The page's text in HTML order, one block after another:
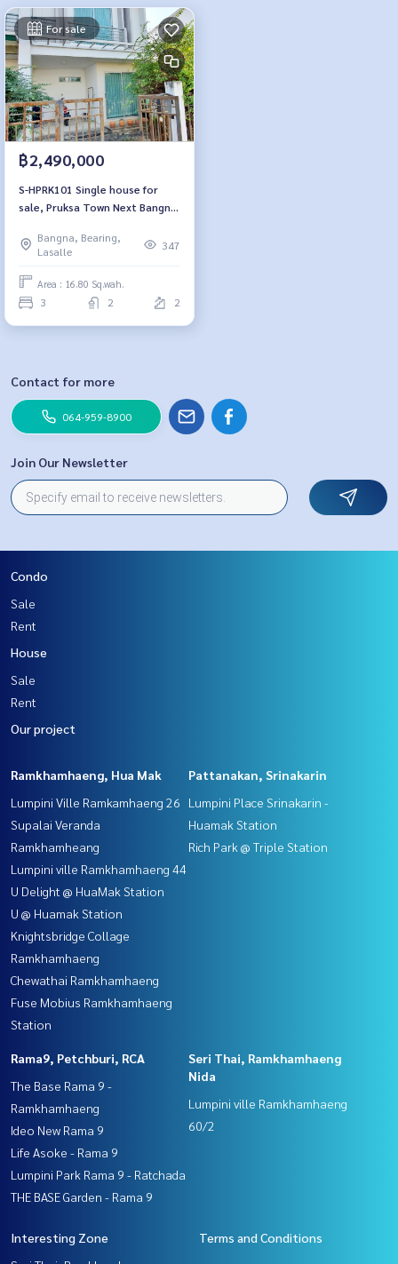
For sale
฿2,490,000
S-HPRK101 Single house for
sale, Pruksa Town Next Bangna
usable area 103 sq m, 3
bedrooms, 2 bathrooms, 2.59
million 064-959-8900
Bangna, Bearing,
Lasalle
347
Area : 16.80 Sq.wah.
3 2 2
Contact for more
064-959-8900
Join Our Newsletter
Condo
Sale
Rent
House
Sale
Rent
Our project
Ramkhamhaeng, Hua Mak
Lumpini Ville Ramkamhaeng 26
Supalai Veranda
Ramkhamheang
Lumpini ville Ramkhamhaeng 44
U Delight @ HuaMak Station
U @ Huamak Station
Knightsbridge Collage
Ramkhamhaeng
Chewathai Ramkhamhaeng
Fuse Mobius Ramkhamhaeng
Station
Pattanakan, Srinakarin
Lumpini Place Srinakarin -
Huamak Station
Rich Park @ Triple Station
Rama9, Petchburi, RCA
The Base Rama 9 -
Ramkhamhaeng
Ideo New Rama 9
Life Asoke - Rama 9
Lumpini Park Rama 9 - Ratchada
THE BASE Garden - Rama 9
Seri Thai, Ramkhamhaeng
Nida
Lumpini ville Ramkhamhaeng
60/2
Interesting Zone
Terms and Conditions